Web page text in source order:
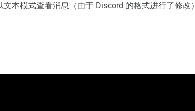
文本模式查看消息（由于 Discord 的格式进行了修改）